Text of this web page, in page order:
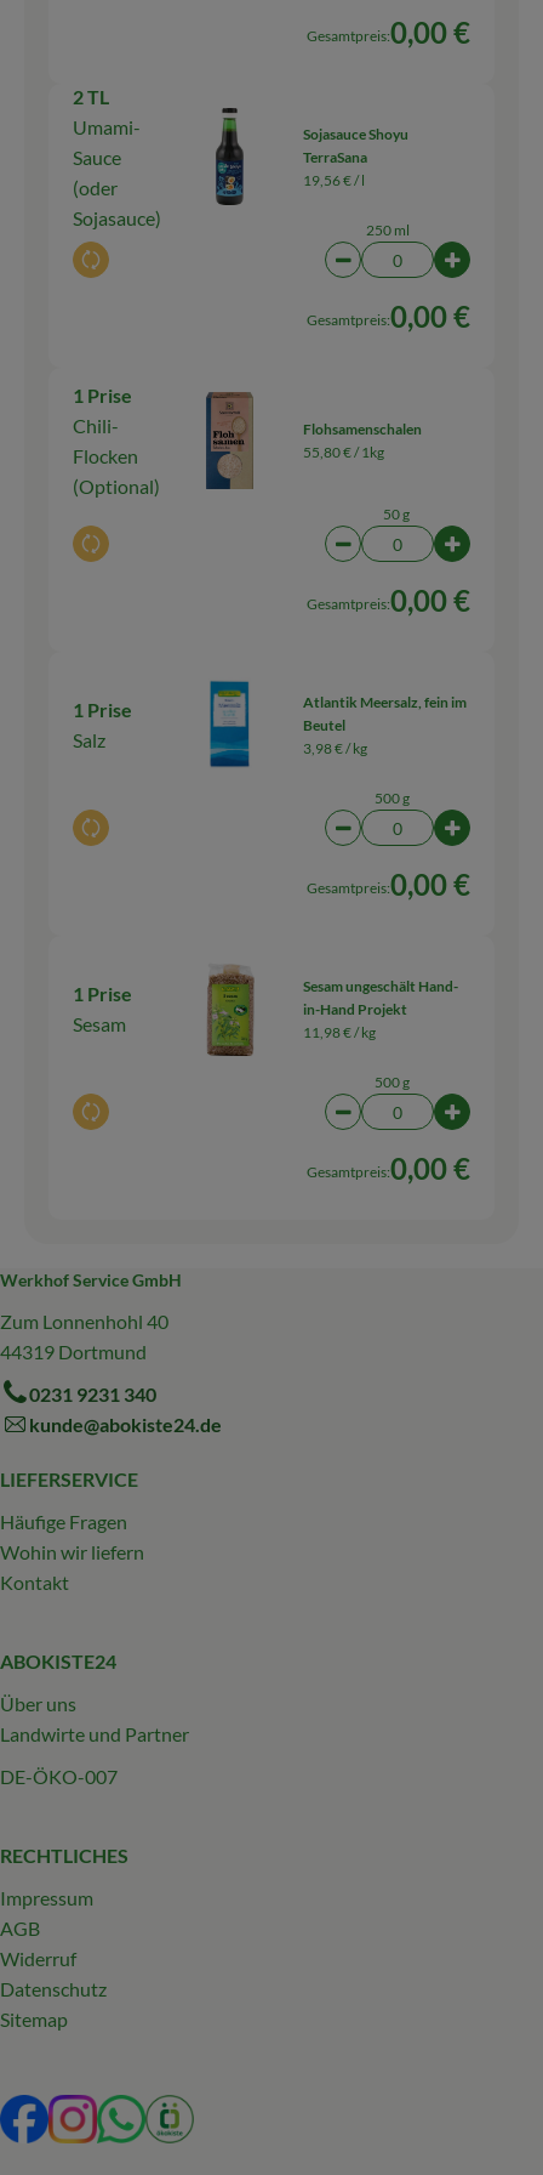
Gesamtpreis:0,00 €
2 TL
Umami-
Sauce
(oder
Sojasauce)
Auswahl ändern
Sojasauce Shoyu
TerraSana
19,56 € /l
250 ml
Artikelanzahl
Gesamtpreis:0,00 €
1 Prise
Chili-
Flocken
(Optional)
Auswahl ändern
Flohsamenschalen
55,80 € /1kg
50 g
Artikelanzahl
Gesamtpreis:0,00 €
1 Prise
Salz
Auswahl ändern
Atlantik Meersalz, fein im
Beutel
3,98 € /kg
500 g
Artikelanzahl
Gesamtpreis:0,00 €
1 Prise
Sesam
Auswahl ändern
Sesam ungeschält Hand-
in-Hand Projekt
11,98 € /kg
500 g
Artikelanzahl
Gesamtpreis:0,00 €
Werkhof Service GmbH
Zum Lonnenhohl 40
44319 Dortmund
0231 9231 340
kunde@abokiste24.de
LIEFERSERVICE
Häufige Fragen
Wohin wir liefern
Kontakt
ABOKISTE24
Über uns
Landwirte und Partner
DE-ÖKO-007
RECHTLICHES
Impressum
AGB
Widerruf
Datenschutz
Sitemap
Externer Link zu https://www.facebook.com/
Externer Link zu https://www.instagram.com/
Externer Link zu https://wa.me/492319231340
Externer Link zu https://